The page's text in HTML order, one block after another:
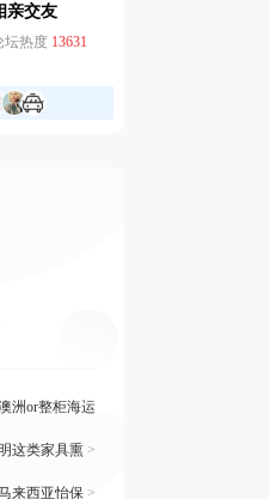
亲交友
坛热度 13631
洲or整柜海运
>
这类家具熏
>
来西亚怡保